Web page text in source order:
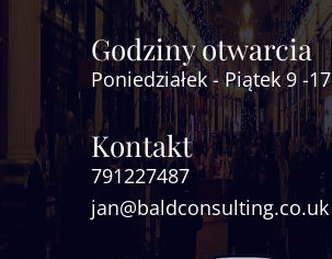
Godziny otwarcia
Poniedziałek - Piątek 9 -17
Kontakt
791227487
jan@baldconsulting.co.uk